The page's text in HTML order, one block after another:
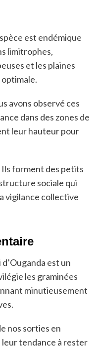
est endémique
limitrophes,
et les plaines
avons observé ces
dans des zones de
leur hauteur pour
Ils forment des petits
sociale qui
vigilance collective
d’Ouganda est un
les graminées
minutieusement
nos sorties en
leur tendance à rester